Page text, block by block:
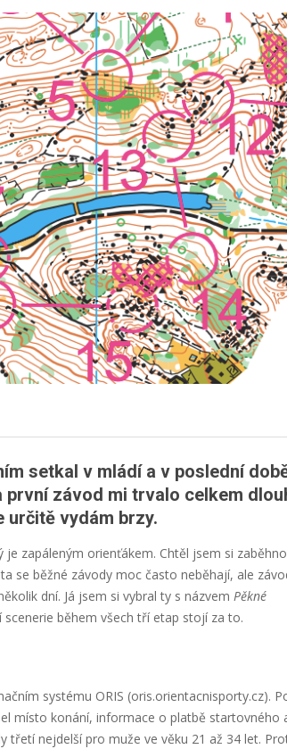
setkal v mládí a v poslední
první závod mi trvalo celkem
určitě vydám brzy.
zapáleným orienťákem. Chtěl jsem si
se běžné závody moc často neběhají, ale
dní. Já jsem si vybral ty s názvem Pěkné
během všech tří etap stojí za to.
systému ORIS (oris.orientacnisporty.cz).
místo konání, informace o platbě startovného
třetí nejdelší pro muže ve věku 21 až 34 let.